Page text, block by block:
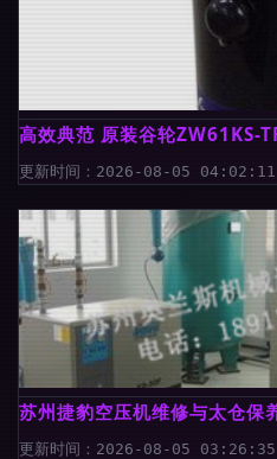
高效典范 原装谷轮ZW61KS-
更新时间：2026-08-05 04:02:11
苏州捷豹空压机维修与太仓保
更新时间：2026-08-05 03:26:35